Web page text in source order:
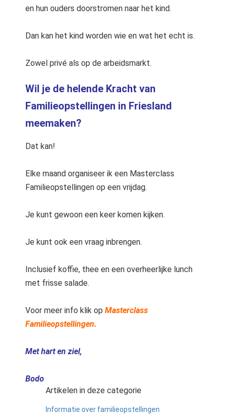
en hun ouders doorstromen naar het kind.
Dan kan het kind worden wie en wat het echt is.
Zowel privé als op de arbeidsmarkt.
Wil je de helende Kracht van
Familieopstellingen in Friesland
meemaken?
Dat kan!
Elke maand organiseer ik een Masterclass
Familieopstellingen op een vrijdag.
Je kunt gewoon een keer komen kijken.
Je kunt ook een vraag inbrengen.
Inclusief koffie, thee en een overheerlijke lunch
met frisse salade.
Voor meer info klik op Masterclass
Familieopstellingen.
Met hart en ziel,
Bodo
Artikelen in deze categorie
Informatie over familieopstellingen